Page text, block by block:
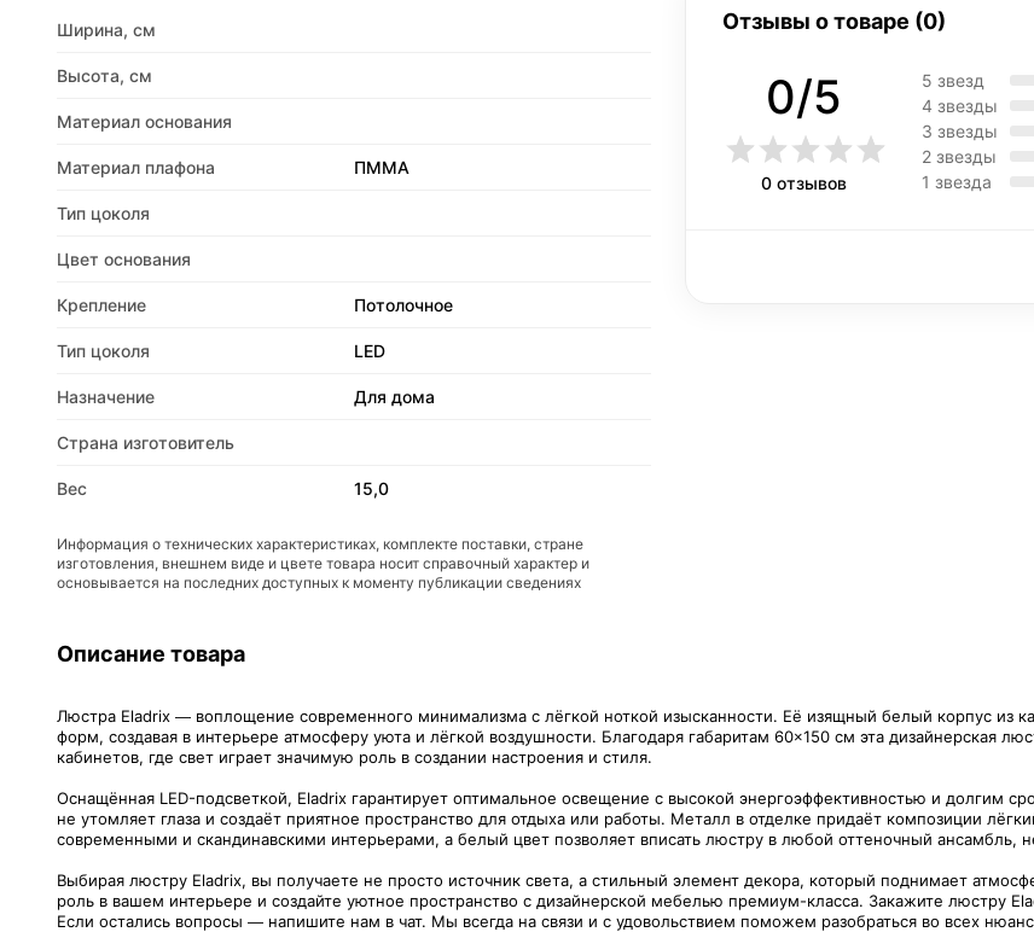
Ширина, см
Высота, см
Материал основания
Материал плафона ПММА
Тип цоколя
Цвет основания
Крепление Потолочное
Тип цоколя LED
Назначение Для дома
Страна изготовитель
Вес 15,0
Информация о технических характеристиках, комплекте поставки, стране
изготовления, внешнем виде и цвете товара носит справочный характер и
основывается на последних доступных к моменту публикации сведениях
Отзывы о товаре (0)
0/5
0 отзывов
5 звезд
4 звезды
3 звезды
2 звезды
1 звезда
Описание товара
Люстра Eladrix — воплощение современного минимализма с лёгкой ноткой изысканности. Её изящный белый корпус из
форм, создавая в интерьере атмосферу уюта и лёгкой воздушности. Благодаря габаритам 60×150 см эта дизайнерская
кабинетов, где свет играет значимую роль в создании настроения и стиля.
Оснащённая LED-подсветкой, Eladrix гарантирует оптимальное освещение с высокой энергоэффективностью и долгим
не утомляет глаза и создаёт приятное пространство для отдыха или работы. Металл в отделке придаёт композиции
современными и скандинавскими интерьерами, а белый цвет позволяет вписать люстру в любой оттеночный ансамбль,
Выбирая люстру Eladrix, вы получаете не просто источник света, а стильный элемент декора, который поднимает
роль в вашем интерьере и создайте уютное пространство с дизайнерской мебелью премиум-класса. Закажите люстру
Если остались вопросы — напишите нам в чат. Мы всегда на связи и с удовольствием поможем разобраться во всех